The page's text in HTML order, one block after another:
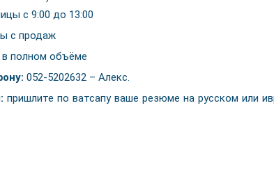
с 9:00 до 13:00
с продаж
полном объёме
052-5202632 – Алекс.
пришлите по ватсапу ваше резюме на русском или